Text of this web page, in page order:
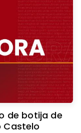
de botija de
Castelo